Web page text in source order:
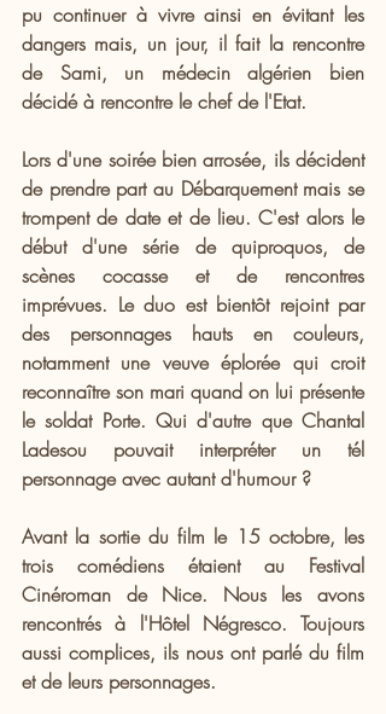
pu continuer à vivre ainsi en évitant les
dangers mais, un jour, il fait la rencontre
de Sami, un médecin algérien bien
décidé à rencontre le chef de l'Etat.
Lors d'une soirée bien arrosée, ils décident
de prendre part au Débarquement mais se
trompent de date et de lieu. C'est alors le
début d'une série de quiproquos, de
scènes cocasse et de rencontres
imprévues. Le duo est bientôt rejoint par
des personnages hauts en couleurs,
notamment une veuve éplorée qui croit
reconnaître son mari quand on lui présente
le soldat Porte. Qui d'autre que Chantal
Ladesou pouvait interpréter un tél
personnage avec autant d'humour ?
Avant la sortie du film le 15 octobre, les
trois comédiens étaient au Festival
Cinéroman de Nice. Nous les avons
rencontrés à l'Hôtel Négresco. Toujours
aussi complices, ils nous ont parlé du film
et de leurs personnages.